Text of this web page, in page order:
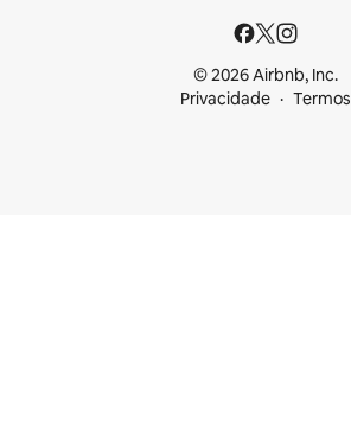
© 2026 Airbnb, Inc.
Privacidade
Termos